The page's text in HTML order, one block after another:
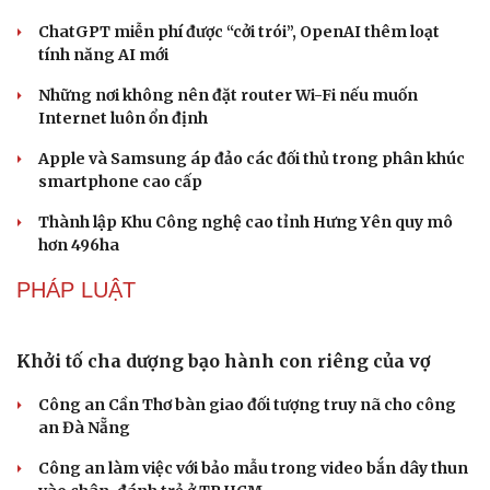
Hội chợ Du lịch quốc tế TP.HCM 2026 có quy mô
lớn nhất từ trước đến nay
Bảo tàng Tưởng niệm Hòa bình tại Nhật Bản đón lượng
khách kỷ lục
Du lịch biển Việt Nam: Muốn bứt phá phải vượt khỏi lợi
thế tự nhiên
Khách quốc tế đến Việt Nam 7 tháng 2026: Những con
số nổi bật
Nhặt bỏ 'hạt sạn' để làng biển Đắk Lắk giữ chân du
CÔNG NGHỆ
Meta bị buộc bồi thường 567 triệu USD vì gây hại
cho trẻ em